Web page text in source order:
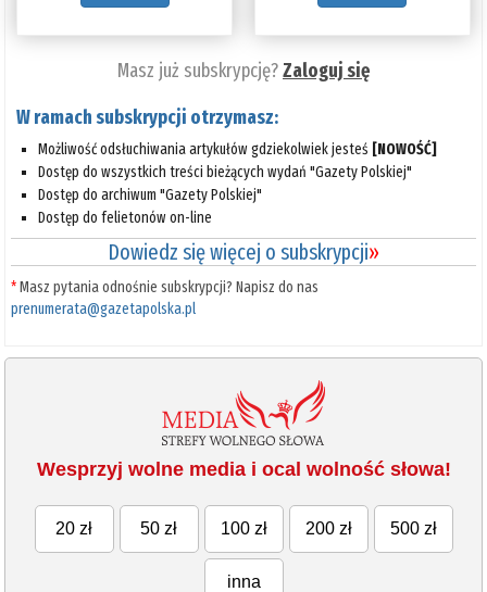
Masz już subskrypcję?Zaloguj się
W ramach subskrypcji otrzymasz:
Możliwość odsłuchiwania artykułów gdziekolwiek jesteś [NOWOŚĆ]
Dostęp do wszystkich treści bieżących wydań "Gazety Polskiej"
Dostęp do archiwum "Gazety Polskiej"
Dostęp do felietonów on-line
Dowiedz się więcej o subskrypcji»
*Masz pytania odnośnie subskrypcji? Napisz do nas
prenumerata@gazetapolska.pl
Wesprzyj wolne media i ocal wolność słowa!
20 zł 50 zł 100 zł 200 zł 500 zł
inna